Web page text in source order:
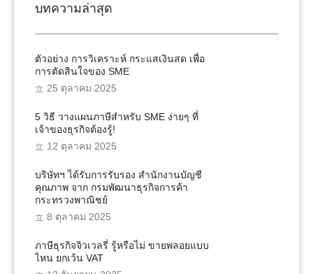
บทความล่าสุด
ตัวอย่าง การวิเคราะห์ กระแสเงินสด เพื่อ
การตัดสินใจของ SME
25 ตุลาคม 2025
5 วิธี วางแผนภาษีสำหรับ SME ง่ายๆ ที่
เจ้าของธุรกิจต้องรู้!
12 ตุลาคม 2025
บริษัทฯ ได้รับการรับรอง สำนักงานบัญชี
คุณภาพ จาก กรมพัฒนาธุรกิจการค้า
กระทรวงพาณิชย์
8 ตุลาคม 2025
ภาษีธุรกิจจิวเวลรี่ รู้หรือไม่ ขายพลอยแบบ
ไหน ยกเว้น VAT